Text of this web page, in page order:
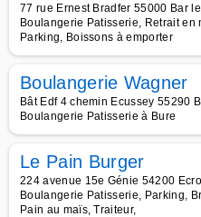
77 rue Ernest Bradfer 55000 Bar
Boulangerie Patisserie, Retrait en
Parking, Boissons à emporter
Boulangerie Wagner
Bât Edf 4 chemin Ecussey 55290
Boulangerie Patisserie à Bure
Le Pain Burger
224 avenue 15e Génie 54200
Boulangerie Patisserie, Parking,
Pain au maïs, Traiteur,